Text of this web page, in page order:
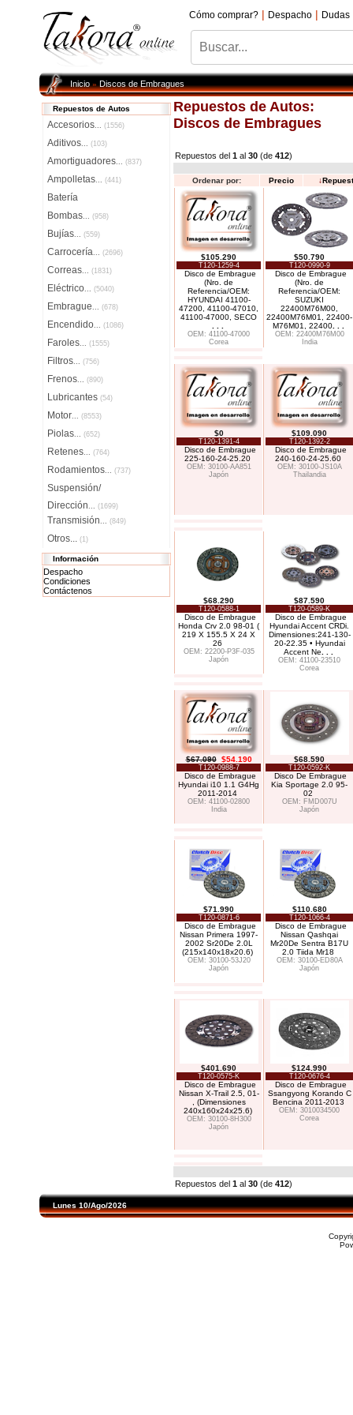
Cómo comprar? | Despacho | Dudas
Inicio»Discos de Embragues
Repuestos de Autos
Accesorios... (1556)
Aditivos... (103)
Amortiguadores... (837)
Ampolletas... (441)
Batería
Bombas... (958)
Bujías... (559)
Carrocería... (2696)
Correas... (1831)
Eléctrico... (5040)
Embrague... (678)
Encendido... (1086)
Faroles... (1555)
Filtros... (756)
Frenos... (890)
Lubricantes (54)
Motor... (8553)
Piolas... (652)
Retenes... (764)
Rodamientos... (737)
Suspensión/
Dirección... (1699)
Transmisión... (849)
Otros... (1)
Información
Despacho
Condiciones
Contáctenos
Repuestos de Autos:
Discos de Embragues
Repuestos del 1 al 30 (de 412)
Ordenar por: Precio ↓
$105.290
T120-1259-4
Disco de Embrague
(Nro. de
Referencia/OEM:
HYUNDAI 41100-
47200, 41100-47010,
41100-47000, SECO
OEM: 41100-47000
Corea
$50.790
T120-0990-9
Disco de Embrague
(Nro. de
Referencia/OEM:
SUZUKI
22400M76M00,
22400M76M01, 22400-
M76M01, 22400. . .
OEM: 22400M76M00
India
$0
T120-1391-4
Disco de Embrague
225-160-24-25.20
OEM: 30100-AA851
Japón
$109.090
T120-1392-2
Disco de Embrague
240-160-24-25.60
OEM: 30100-JS10A
Thailandia
$68.290
T120-0588-1
Disco de Embrague
Honda Crv 2.0 98-01 (
219 X 155.5 X 24 X
26
OEM: 22200-P3F-035
Japón
$87.590
T120-0589-K
Disco de Embrague
Hyundai Accent CRDi.
Dimensiones:241-130-
20-22.35 • Hyundai
Accent Ne
OEM: 41100-23510
Corea
$67.090 $54.190
T120-0988-7
Disco de Embrague
Hyundai i10 1.1 G4Hg
2011-2014
OEM: 41100-02800
India
$68.590
T120-0592-K
Disco De Embrague
Kia Sportage 2.0 95-
02
OEM: FMD007U
Japón
$71.990
T120-0871-6
Disco de Embrague
Nissan Primera 1997-
2002 Sr20De 2.0L
(215x140x18x20.6)
OEM: 30100-53J20
Japón
$110.680
T120-1066-4
Disco de Embrague
Nissan Qashqai
Mr20De Sentra B17U
2.0 Tiida Mr18
OEM: 30100-ED80A
Japón
$401.690
T120-0575-K
Disco de Embrague
Nissan X-Trail 2.5, 01-
, (Dimensiones
240x160x24x25.6)
OEM: 30100-8H300
Japón
$124.990
T120-0676-4
Disco de Embrague
Ssangyong Korando C
Bencina 2011-2013
OEM: 3010034500
Corea
Repuestos del 1 al 30 (de 412)
Lunes 10/Ago/2026